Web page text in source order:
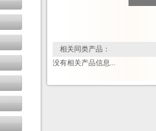
相关同类产品：
没有相关产品信息...